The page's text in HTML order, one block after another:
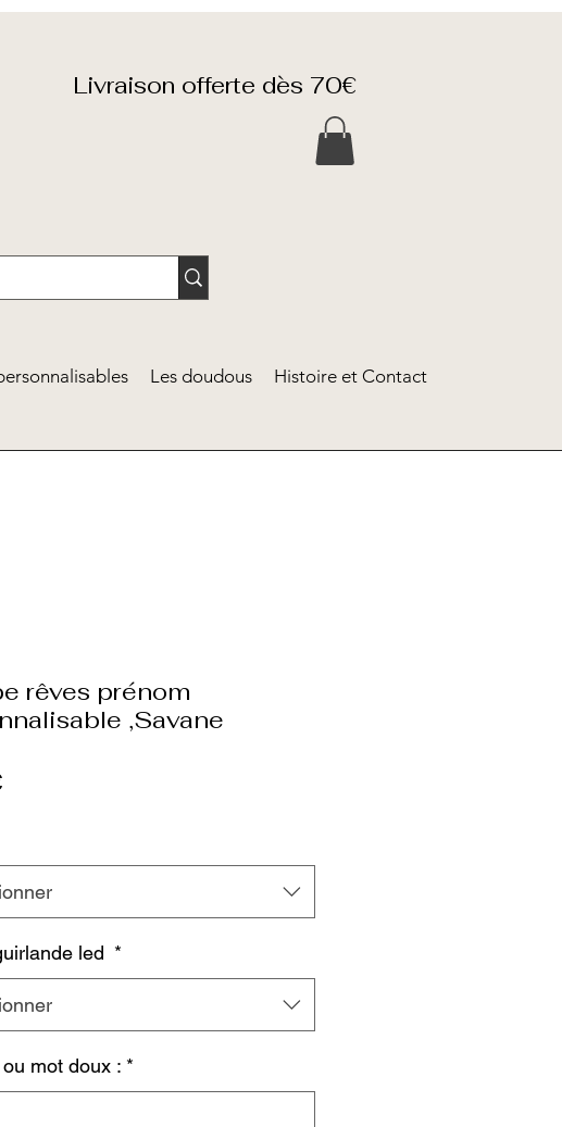
Livraison offerte dès 70€
Les doudous Histoire et Contact
rêves prénom
,Savane
Prix
led *
mot doux : *